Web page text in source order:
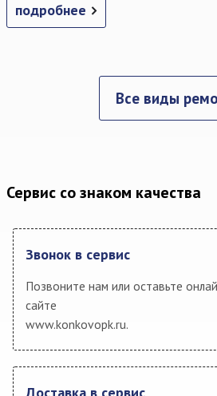
подробнее
Все виды
Сервис со знаком качества
Звонок в сервис
Позвоните нам или оставьте
сайте
www.konkovopk.ru.